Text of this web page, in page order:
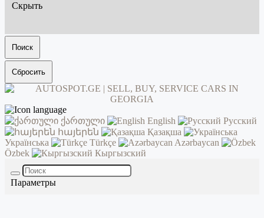
Скрыть
Поиск
Сбросить
ქართული English
Русский
հայերեն
Қазақша
Українська
Türkçe
Azərbaycan
Özbek
Кыргызский
Параметры